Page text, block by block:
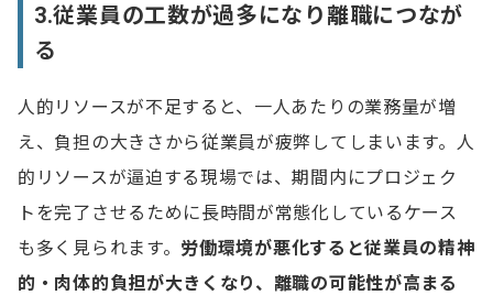
3.従業員の工数が過多になり離職につなが
る
人的リソースが不足すると、一人あたりの業務量が増
え、負担の大きさから従業員が疲弊してしまいます。人
的リソースが逼迫する現場では、期間内にプロジェク
トを完了させるために長時間が常態化しているケース
も多く見られます。 労働環境が悪化すると従業員の精神
的・肉体的負担が大きくなり、離職の可能性が高 まる